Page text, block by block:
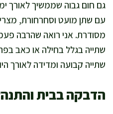
גם חום גבוה שממשיך לאורך
עם שתן מועט וסחרחורת,
מסודרת. אני רואה שהרבה
שתייה בגלל בחילה או כאב
שתייה קבועה ומדידה לאורך
הדבקה בבית